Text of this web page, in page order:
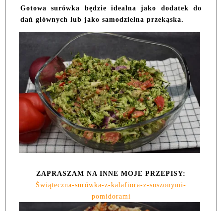
Gotowa surówka będzie idealna jako dodatek do
dań głównych lub jako samodzielna przekąska.
ZAPRASZAM NA INNE MOJE PRZEPISY:
Świąteczna-surówka-z-kalafiora-z-suszonymi-
pomidorami